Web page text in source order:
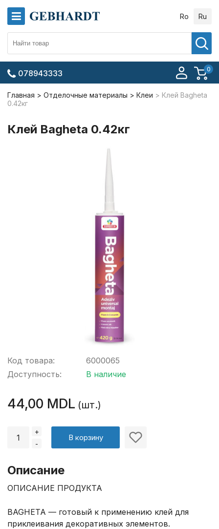
Ro Ru
0
078943333
Главная Отделочные материалы Клеи
Клей Bagheta
0.42кг
Клей Bagheta 0.42кг
Код товара:
Доступность:
6000065
В наличие
44,00 MDL (шт.)
+
-
В корзину
Описание
ОПИСАНИЕ ПРОДУКТА
BAGHETA — готовый к применению клей для
приклеивания декоративных элементов.